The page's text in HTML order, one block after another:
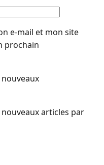
e-mail et mon site
prochain
articles par